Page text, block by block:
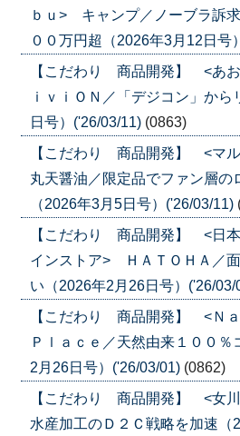
ｂｕ> キャンプ／ノーブラ訴
００万円超（2026年3月12日号
【こだわり 商品開発】 <あ
ｉｖｉＯＮ／「デジコン」か
日号）('26/03/11) (0863)
【こだわり 商品開発】 <マ
丸天醤油／限定品でファン層の
（2026年3月5日号）('26/03/11)
【こだわり 商品開発】 <日
インストア> ＨＡＴＯＨＡ／
い（2026年2月26日号）('26/03/
【こだわり 商品開発】 <Ｎ
Ｐｌａｃｅ／天然由来１００
2月26日号）('26/03/01) (0862)
【こだわり 商品開発】 <女
水産加工のＤ２Ｃ戦略を加速（